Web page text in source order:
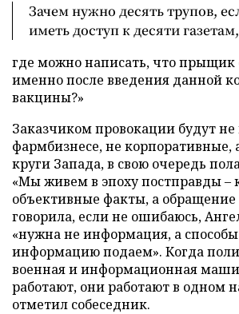
Зачем нужно десять трупов,
иметь доступ к десяти газетам,
где можно написать, что прыщик
именно после введения данной
вакцины?»
Заказчиком провокации будут
фармбизнесе, не корпоративные,
круги Запада, в свою очередь
«Мы живем в эпоху постправды –
объективные факты, а
говорила, если не ошибаюсь,
«нужна не информация, а
информацию подаем». Когда
военная и информационная
работают, они работают в одном
отметил собеседник.